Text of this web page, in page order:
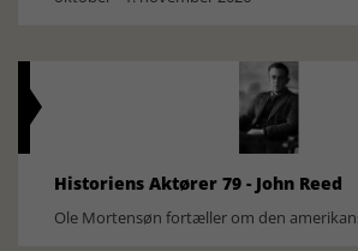
Historiens Aktører 79 - John Reed
Ole Mortensøn fortæller om den